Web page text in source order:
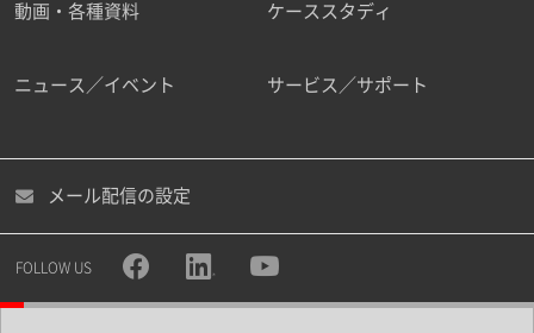
職種
所属部署
動画・各種資料 ケーススタディ
ニュース／イベント サービス／サポート
メール配信の設定
FOLLOW US